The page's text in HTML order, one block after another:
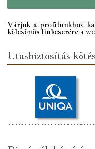
Várjuk a profilunkhoz
kölcsönös linkcserére a
Utasbiztosítás